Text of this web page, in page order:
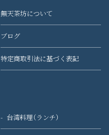
無天茶坊について
ブログ
特定商取引法に基づく表記
台湾料理（ランチ）